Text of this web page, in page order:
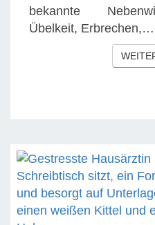
bekannte
Übelkeit, Erbrechen,…